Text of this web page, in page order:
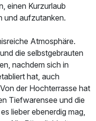
einen Kurzurlaub
und aufzutanken.
Atmosphäre.
die selbstgebrauten
nachdem sich in
hat, auch
der Hochterrasse hat
Tiefwarensee und die
lieber ebenerdig mag,